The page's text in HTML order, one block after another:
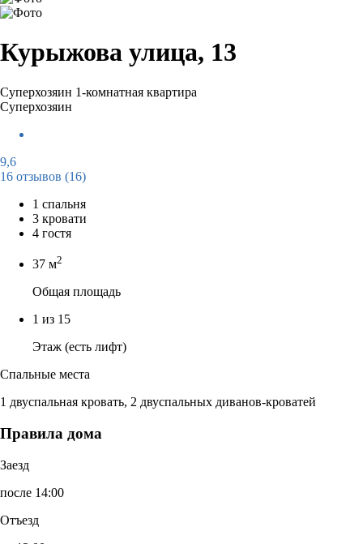
Курыжова улица, 13
Суперхозяин 1-комнатная квартира
Суперхозяин
9,6
16 отзывов (16)
1 спальня
3 кровати
4 гостя
37 м2
Общая площадь
1 из 15
Этаж (есть лифт)
Спальные места
1 двуспальная кровать, 2 двуспальных диванов-кроватей
Правила дома
Заезд
после 14:00
Отъезд